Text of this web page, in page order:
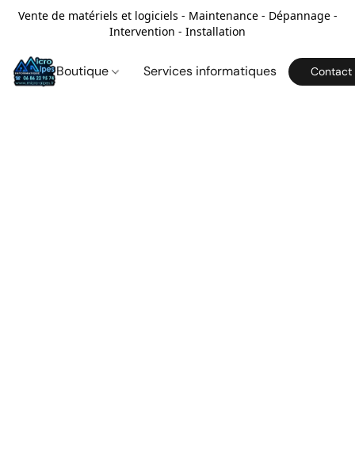
Vente de matériels et logiciels - Maintenance - Dépannage -
Intervention - Installation
Boutique Services informatiques Contact